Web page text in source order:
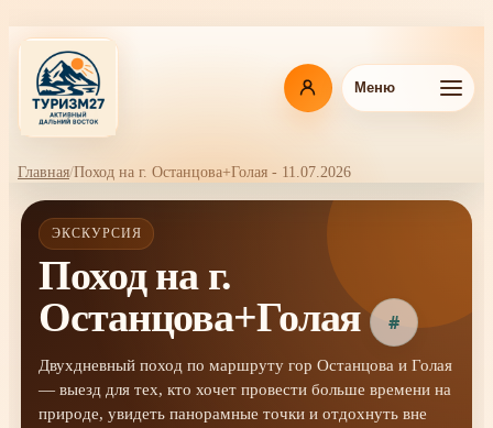
основному
содержанию
Меню
Навигационная
цепочка
Главная Поход на г. Останцова+Голая - 11.07.2026
ЭКСКУРСИЯ
Поход на г.
Останцова+Голая
#
Двухдневный поход по маршруту гор Останцова и Голая
— выезд для тех, кто хочет провести больше времени на
природе, увидеть панорамные точки и отдохнуть вне